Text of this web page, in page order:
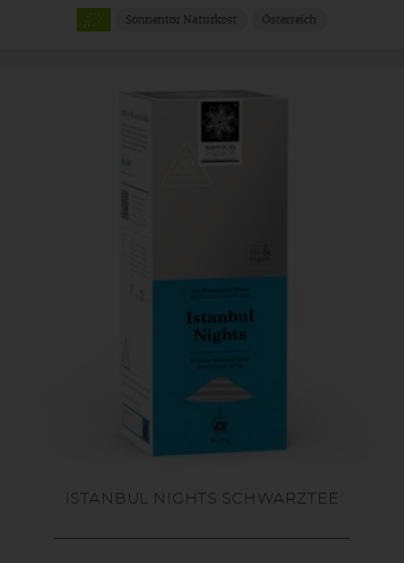
Sonnentor Naturkost Österreich
ISTANBUL NIGHTS SCHWARZTEE